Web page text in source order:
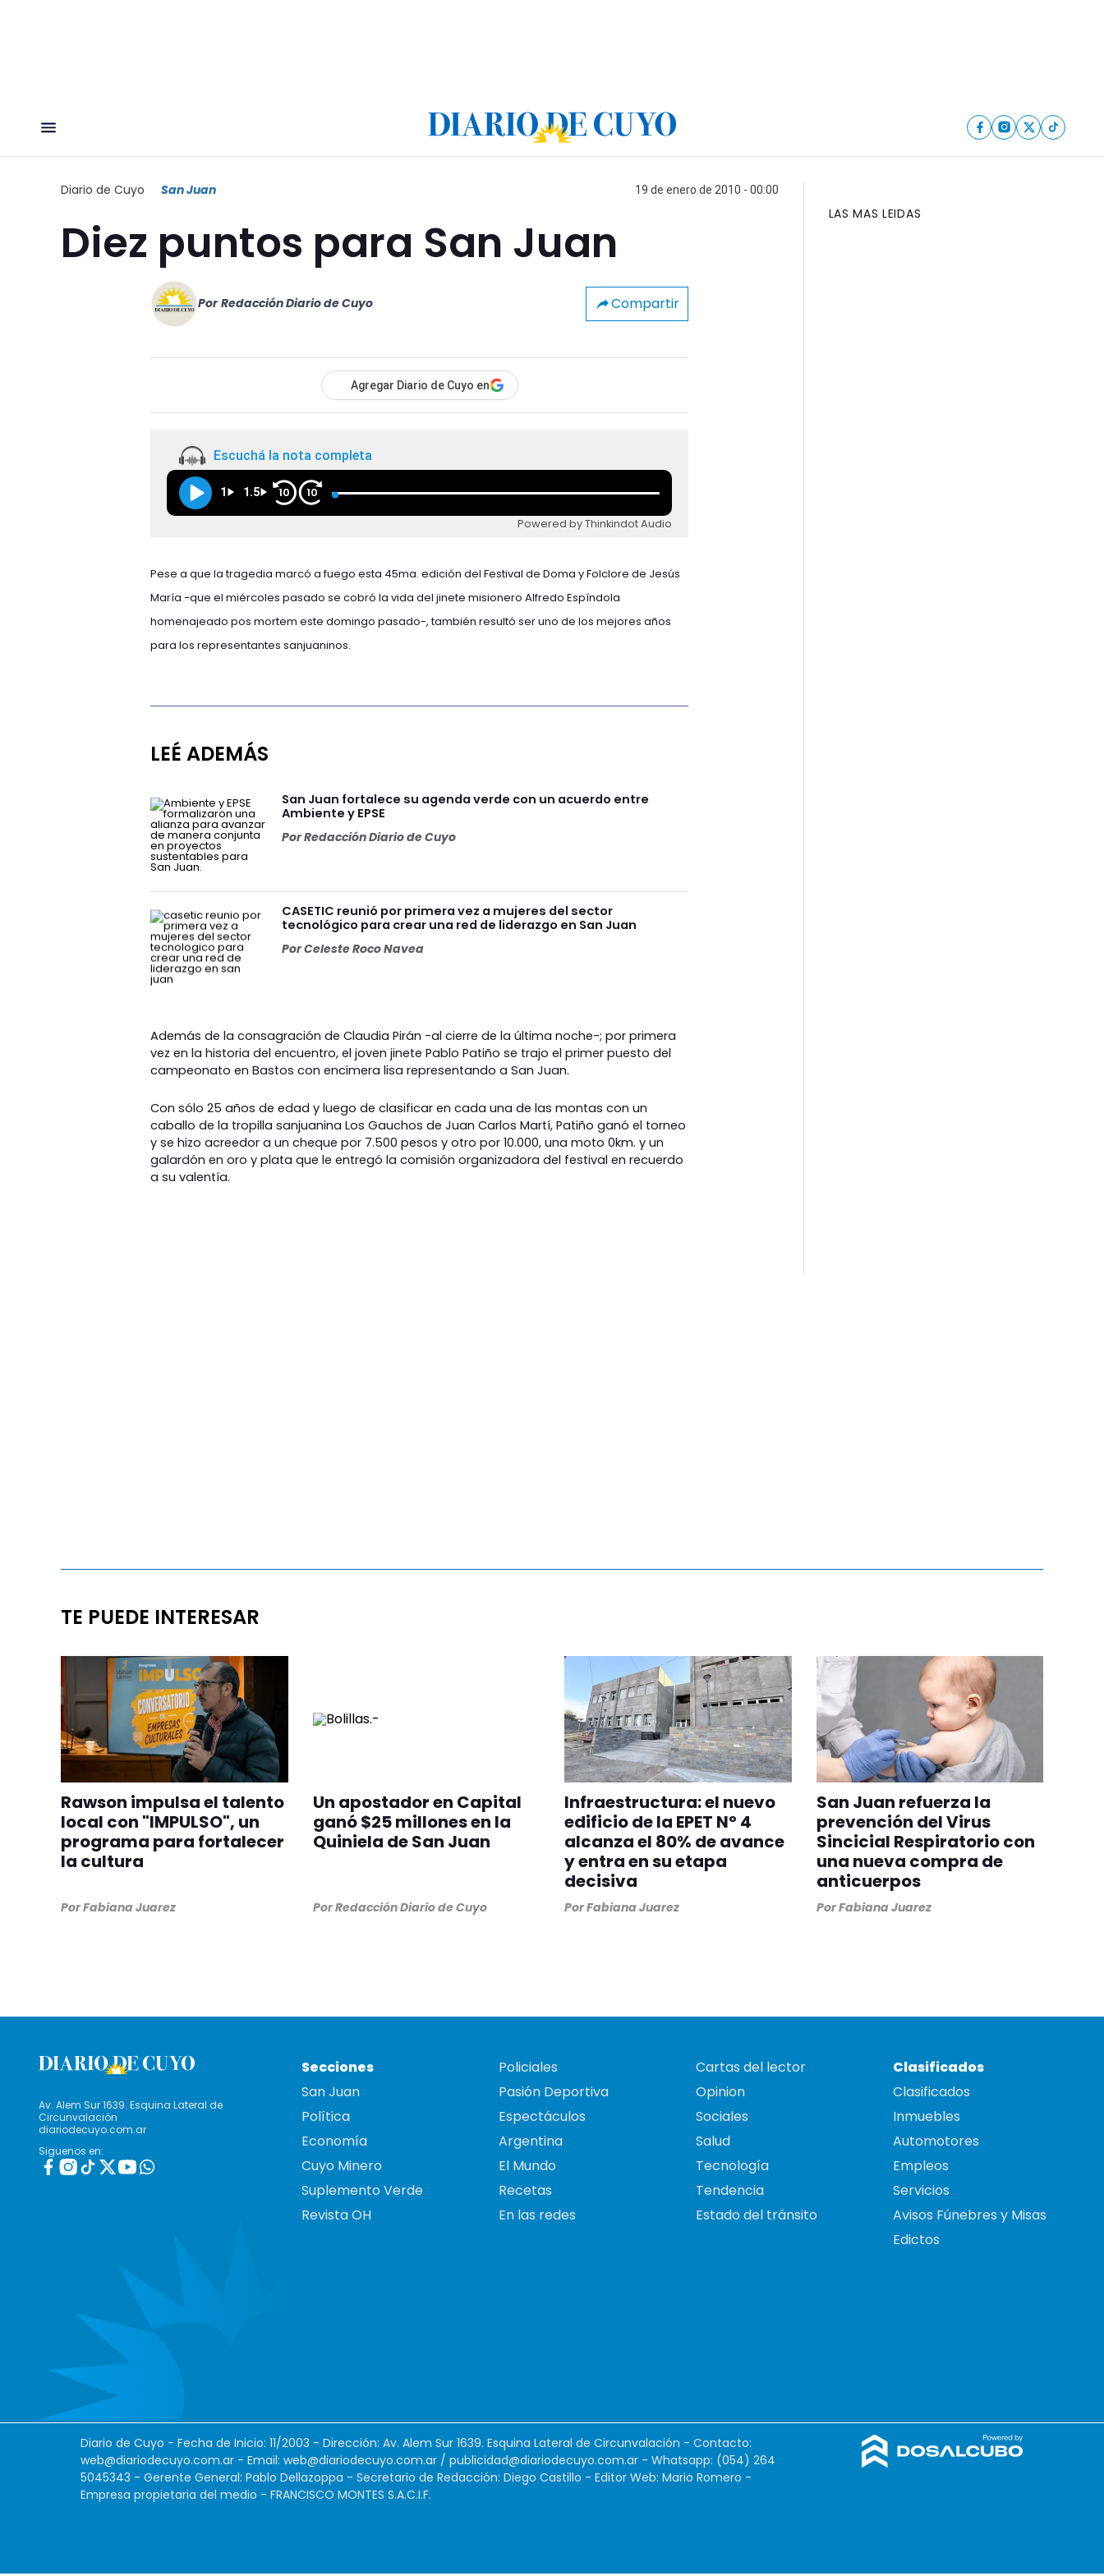
Diario de Cuyo San Juan 19 de enero de 2010 - 00:00
Diez puntos para San Juan
Por Redacción Diario de Cuyo Compartir
Agregar Diario de Cuyo en
Escuchá la nota completa
1 1.5 10 10
Powered by Thinkindot Audio
Pese a que la tragedia marcó a fuego esta 45ma. edición del Festival de Doma y Folclore de Jesús
María -que el miércoles pasado se cobró la vida del jinete misionero Alfredo Espíndola
homenajeado pos mortem este domingo pasado-, también resultó ser uno de los mejores años
para los representantes sanjuaninos.
LEÉ ADEMÁS
San Juan fortalece su agenda verde con un acuerdo entre
Ambiente y EPSE
PorRedacción Diario de Cuyo
CASETIC reunió por primera vez a mujeres del sector
tecnológico para crear una red de liderazgo en San Juan
PorCeleste Roco Navea
Además de la consagración de Claudia Pirán -al cierre de la última noche-; por primera
vez en la historia del encuentro, el joven jinete Pablo Patiño se trajo el primer puesto del
campeonato en Bastos con encimera lisa representando a San Juan.
Con sólo 25 años de edad y luego de clasificar en cada una de las montas con un
caballo de la tropilla sanjuanina Los Gauchos de Juan Carlos Martí, Patiño ganó el torneo
y se hizo acreedor a un cheque por 7.500 pesos y otro por 10.000, una moto 0km. y un
galardón en oro y plata que le entregó la comisión organizadora del festival en recuerdo
a su valentía.
LAS MAS LEIDAS
TE PUEDE INTERESAR
Rawson impulsa el talento
local con "IMPULSO", un
programa para fortalecer
la cultura
PorFabiana Juarez
Un apostador en Capital
ganó $25 millones en la
Quiniela de San Juan
PorRedacción Diario de Cuyo
Infraestructura: el nuevo
edificio de la EPET Nº 4
alcanza el 80% de avance
y entra en su etapa
decisiva
PorFabiana Juarez
San Juan refuerza la
prevención del Virus
Sincicial Respiratorio con
una nueva compra de
anticuerpos
PorFabiana Juarez
Av. Alem Sur 1639. Esquina Lateral de
Circunvalación
diariodecuyo.com.ar
Siguenos en:
Secciones
San Juan
Política
Economía
Cuyo Minero
Suplemento Verde
Revista OH
Policiales
Pasión Deportiva
Espectáculos
Argentina
El Mundo
Recetas
En las redes
Cartas del lector
Opinion
Sociales
Salud
Tecnología
Tendencia
Estado del tránsito
Clasificados
Clasificados
Inmuebles
Automotores
Empleos
Servicios
Avisos Fúnebres y Misas
Edictos
Diario de Cuyo - Fecha de Inicio: 11/2003 - Dirección: Av. Alem Sur 1639. Esquina Lateral de Circunvalación - Contacto:
web@diariodecuyo.com.ar - Email: web@diariodecuyo.com.ar / publicidad@diariodecuyo.com.ar - Whatsapp: (054) 264
5045343 - Gerente General: Pablo Dellazoppa - Secretario de Redacción: Diego Castillo - Editor Web: Mario Romero -
Empresa propietaria del medio - FRANCISCO MONTES S.A.C.I.F.